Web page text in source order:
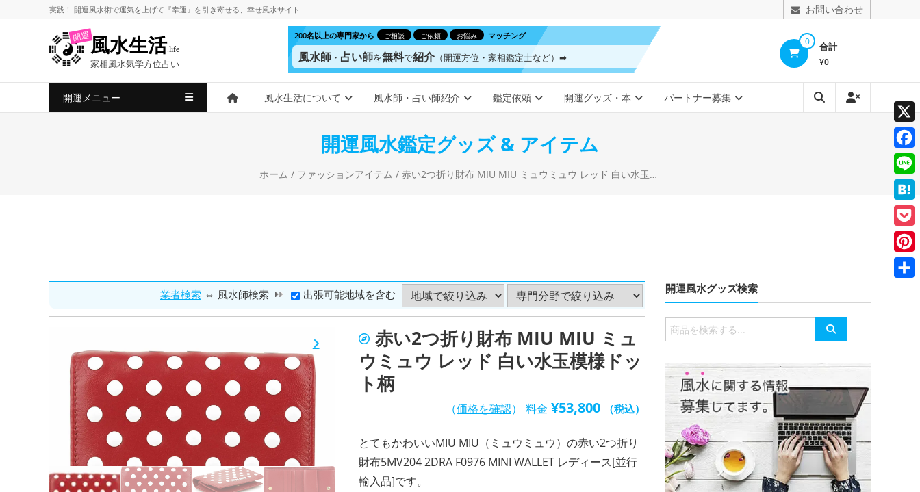
ス
実践！ 開運風水術で運気を上げて 『幸運』を引き寄せる、 幸せ風水サイト お問い合わせ
開運風水生活.life
家相風水気学方位占い
0 合計
¥0
200名以上の専門家から ご相談 ご依頼 お悩み マッチング
風水師・ 占い師を無料で紹介（開運方位・家相鑑定士など）➡
開運メニュー 風水生活について 風水師・占い師紹介 鑑定依頼 開運グッズ・本 パートナー募集
開運風水鑑定グッズ & アイテム
ホーム / ファッションアイテム / 赤い2つ折り財布 MIU MIU ミュウミュウ レッド 白い水玉模様ドット柄
業者検索 ⇔ 風水師検索 出張可能地域を含む
赤い2つ折り財布 MIU MIU ミュ
ウミュウ レッド 白い水玉模様ドッ
ト柄
（価格を確認） 料金 ¥53,800 （税込）
とてもかわいいMIU MIU（ミュウミュウ）の赤い2つ折り
財布5MV204 2DRA F0976 MINI WALLET レディース[並行
輸入品]です。
開運風水グッズ検索
検
索
象:
X
Line